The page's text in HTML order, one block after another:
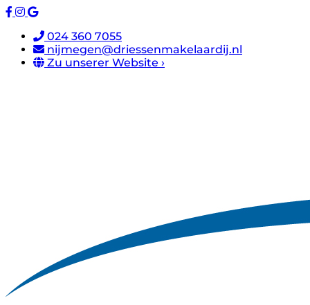
024 360 7055
nijmegen@driessenmakelaardij.nl
Zu unserer Website ›